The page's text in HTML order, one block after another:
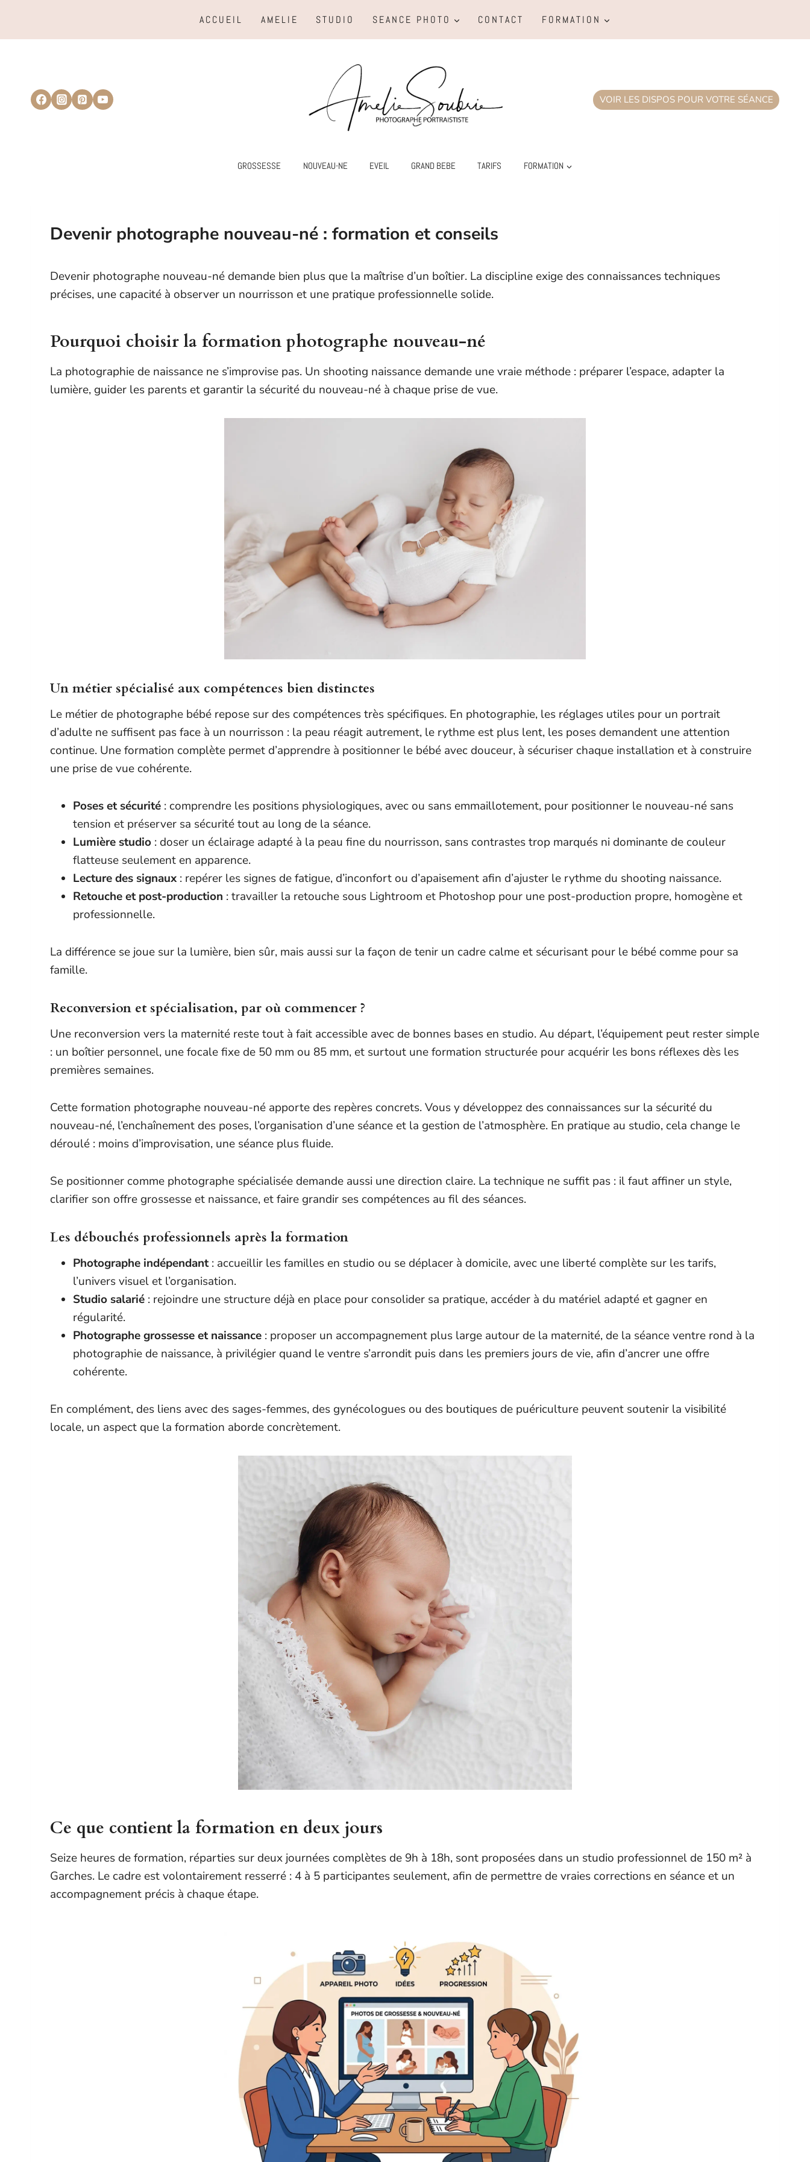
contenu
ACCUEIL AMELIE STUDIO SEANCE PHOTO CONTACT FORMATION
VOIR LES DISPOS POUR VOTRE SÉANCE
GROSSESSE NOUVEAU-NE EVEIL GRAND BEBE TARIFS FORMATION
Devenir photographe nouveau-né : formation et conseils
Devenir photographe nouveau-né demande bien plus que la maîtrise d’un boîtier. La discipline exige des connaissances techniques
précises, une capacité à observer un nourrisson et une pratique professionnelle solide.
Pourquoi choisir la formation photographe nouveau-né
La photographie de naissance ne s’improvise pas. Un shooting naissance demande une vraie méthode : préparer l’espace, adapter la
lumière, guider les parents et garantir la sécurité du nouveau-né à chaque prise de vue.
Un métier spécialisé aux compétences bien distinctes
Le métier de photographe bébé repose sur des compétences très spécifiques. En photographie, les réglages utiles pour un portrait
d’adulte ne suffisent pas face à un nourrisson : la peau réagit autrement, le rythme est plus lent, les poses demandent une attention
continue. Une formation complète permet d’apprendre à positionner le bébé avec douceur, à sécuriser chaque installation et à construire
une prise de vue cohérente.
Poses et sécurité : comprendre les positions physiologiques, avec ou sans emmaillotement, pour positionner le nouveau-né sans
tension et préserver sa sécurité tout au long de la séance.
Lumière studio : doser un éclairage adapté à la peau fine du nourrisson, sans contrastes trop marqués ni dominante de couleur
flatteuse seulement en apparence.
Lecture des signaux: repérer les signes de fatigue, d’inconfort ou d’apaisement afin d’ajuster le rythme du shooting naissance.
Retouche et post-production : travailler la retouche sous Lightroom et Photoshop pour une post-production propre, homogène et
professionnelle.
La différence se joue sur la lumière, bien sûr, mais aussi sur la façon de tenir un cadre calme et sécurisant pour le bébé comme pour sa
famille.
Reconversion et spécialisation, par où commencer ?
Une reconversion vers la maternité reste tout à fait accessible avec de bonnes bases en studio. Au départ, l’équipement peut rester simple
: un boîtier personnel, une focale fixe de 50 mm ou 85 mm, et surtout une formation structurée pour acquérir les bons réflexes dès les
premières semaines.
Cette formation photographe nouveau-né apporte des repères concrets. Vous y développez des connaissances sur la sécurité du
nouveau-né, l’enchaînement des poses, l’organisation d’une séance et la gestion de l’atmosphère. En pratique au studio, cela change le
déroulé : moins d’improvisation, une séance plus fluide.
Se positionner comme photographe spécialisée demande aussi une direction claire. La technique ne suffit pas : il faut affiner un style,
clarifier son offre grossesse et naissance, et faire grandir ses compétences au fil des séances.
Les débouchés professionnels après la formation
Photographe indépendant: accueillir les familles en studio ou se déplacer à domicile, avec une liberté complète sur les tarifs,
l’univers visuel et l’organisation.
Studio salarié : rejoindre une structure déjà en place pour consolider sa pratique, accéder à du matériel adapté et gagner en
régularité.
Photographe grossesse et naissance : proposer un accompagnement plus large autour de la maternité, de la séance ventre rond à la
photographie de naissance, à privilégier quand le ventre s’arrondit puis dans les premiers jours de vie, afin d’ancrer une offre
cohérente.
En complément, des liens avec des sages-femmes, des gynécologues ou des boutiques de puériculture peuvent soutenir la visibilité
locale, un aspect que la formation aborde concrètement.
Ce que contient la formation en deux jours
Seize heures de formation, réparties sur deux journées complètes de 9h à 18h, sont proposées dans un studio professionnel de 150 m² à
Garches. Le cadre est volontairement resserré : 4 à 5 participantes seulement, afin de permettre de vraies corrections en séance et un
accompagnement précis à chaque étape.